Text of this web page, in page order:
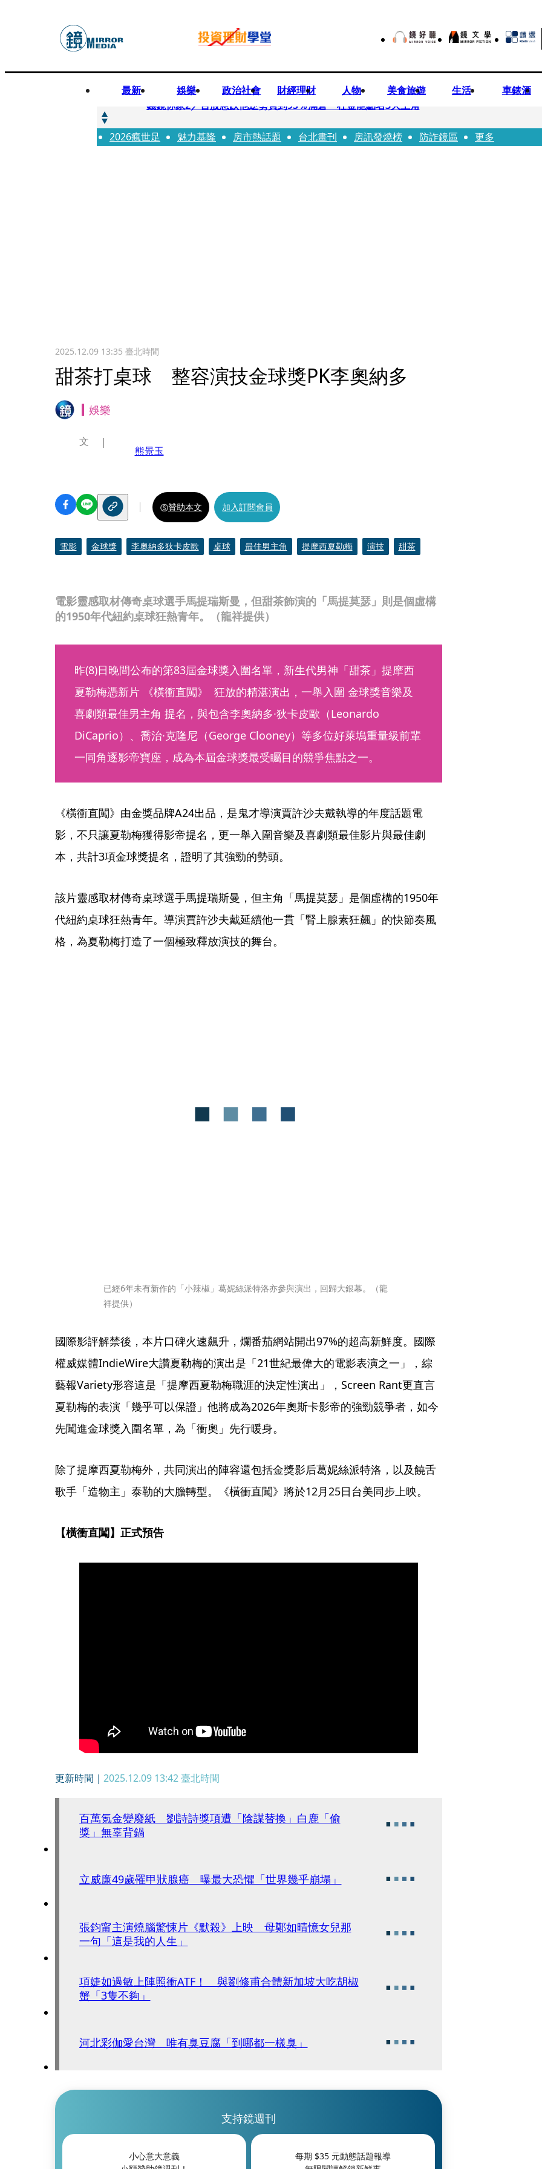
最新 娛樂 政治社會 財經理財 人物 美食旅遊 生活 車錶酒
快訊
錢鏡你家2／台股急跌他逆勢買到95％滿倉 杜金龍點名3大主角
快訊
八月寵物月 寵物食品大廠偕獸醫師提醒飼主四大照護誤區
2026瘋世足 魅力基隆 房市熱話題 台北畫刊 房訊發燒榜 防詐鏡區 更多
2025.12.09 13:35 臺北時間
甜茶打桌球 整容演技金球獎PK李奧納多
娛樂
電影靈感取材傳奇桌球選手馬提瑞斯曼，但甜茶飾演的「馬提莫瑟」則是個虛構
的1950年代紐約桌球狂熱青年。（龍祥提供）
文
熊景玉
贊助本文 加入訂閱會員
電影 金球獎 李奧納多狄卡皮歐 桌球 最佳男主角 提摩西夏勒梅 演技 甜茶
昨(8)日晚間公布的第83屆金球獎入圍名單，新生代男神「甜茶」提摩西
夏勒梅憑新片 《橫衝直闖》  狂放的精湛演出，一舉入圍 金球獎音樂及
喜劇類最佳男主角 提名，與包含李奧納多·狄卡皮歐（Leonardo
DiCaprio）、喬治·克隆尼（George Clooney）等多位好萊塢重量級前輩
一同角逐影帝寶座，成為本屆金球獎最受矚目的競爭焦點之一。
《橫衝直闖》由金獎品牌A24出品，是鬼才導演賈許沙夫戴執導的年度話題電
影，不只讓夏勒梅獲得影帝提名，更一舉入圍音樂及喜劇類最佳影片與最佳劇
本，共計3項金球獎提名，證明了其強勁的勢頭。
該片靈感取材傳奇桌球選手馬提瑞斯曼，但主角「馬提莫瑟」是個虛構的1950年
代紐約桌球狂熱青年。導演賈許沙夫戴延續他一貫「腎上腺素狂飆」的快節奏風
格，為夏勒梅打造了一個極致釋放演技的舞台。
已經6年未有新作的「小辣椒」葛妮絲派特洛亦參與演出，回歸大銀幕。（龍
祥提供）
國際影評解禁後，本片口碑火速飆升，爛番茄網站開出97%的超高新鮮度。國際
權威媒體IndieWire大讚夏勒梅的演出是「21世紀最偉大的電影表演之一」，綜
藝報Variety形容這是「提摩西夏勒梅職涯的決定性演出」，Screen Rant更直言
夏勒梅的表演「幾乎可以保證」他將成為2026年奧斯卡影帝的強勁競爭者，如今
先闖進金球獎入圍名單，為「衝奧」先行暖身。
除了提摩西夏勒梅外，共同演出的陣容還包括金獎影后葛妮絲派特洛，以及饒舌
歌手「造物主」泰勒的大膽轉型。《橫衝直闖》將於12月25日台美同步上映。
【橫衝直闖】正式預告
更新時間｜ 2025.12.09 13:42臺北時間
百萬氪金變廢紙 劉詩詩獎項遭「陰謀替換」白鹿「偷
獎」無辜背鍋
立威廉49歲罹甲狀腺癌 曝最大恐懼「世界幾乎崩塌」
張鈞甯主演燒腦驚悚片《默殺》上映 母鄭如晴憶女兒那
一句「這是我的人生」
項婕如過敏上陣照衝ATF！ 與劉修甫合體新加坡大吃胡椒
蟹「3隻不夠」
河北彩伽愛台灣 唯有臭豆腐「到哪都一樣臭」
支持鏡週刊
小心意大意義
每期 $35元動態話題報導